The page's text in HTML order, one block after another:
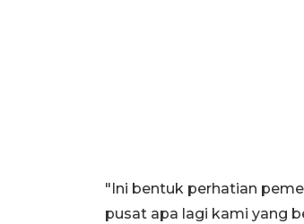
"Ini bentuk perhatian
pusat apa lagi kami yang